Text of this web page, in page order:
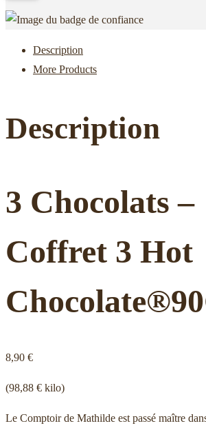
Description
More Products
Description
3 Chocolats –
Coffret 3 Hot
8,90 €
(98,88 € kilo)
Le Comptoir de Mathilde est passé maître